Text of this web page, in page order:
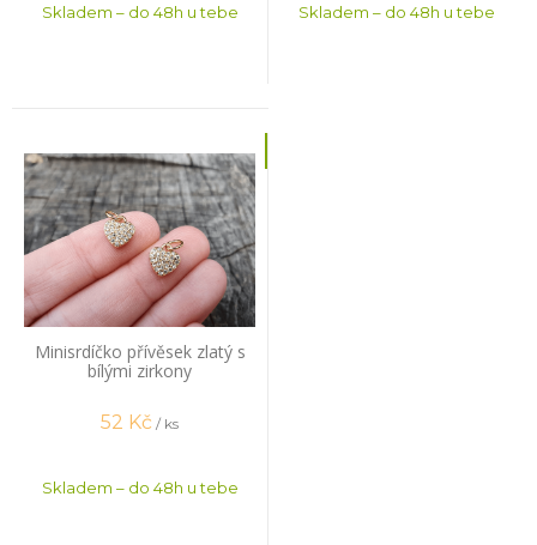
Skladem – do 48h u tebe Skladem – do 48h u tebe
Minisrdíčko přívěsek zlatý s
bílými zirkony
52 Kč / ks
Skladem – do 48h u tebe